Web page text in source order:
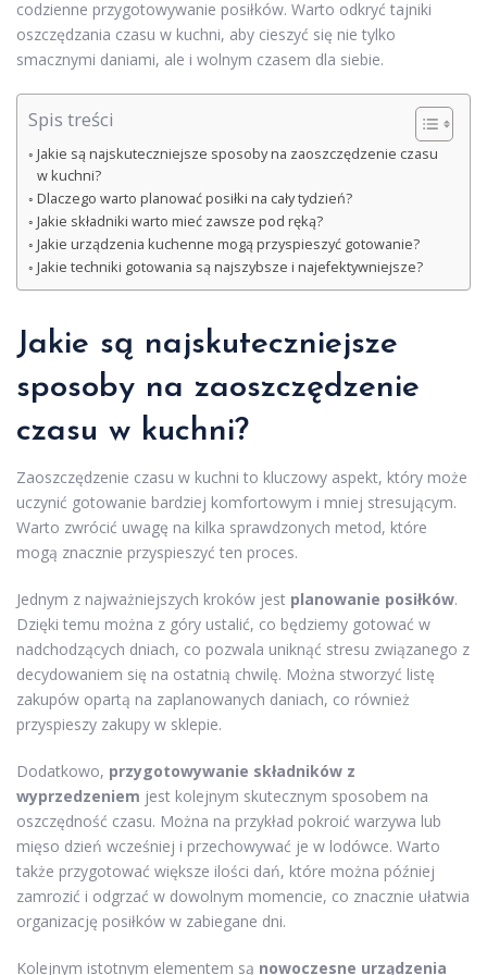
codzienne przygotowywanie posiłków. Warto odkryć tajniki
oszczędzania czasu w kuchni, aby cieszyć się nie tylko
smacznymi daniami, ale i wolnym czasem dla siebie.
Spis treści
Jakie są najskuteczniejsze sposoby na zaoszczędzenie czasu
w kuchni?
Dlaczego warto planować posiłki na cały tydzień?
Jakie składniki warto mieć zawsze pod ręką?
Jakie urządzenia kuchenne mogą przyspieszyć gotowanie?
Jakie techniki gotowania są najszybsze i najefektywniejsze?
Jakie są najskuteczniejsze
sposoby na zaoszczędzenie
czasu w kuchni?
Zaoszczędzenie czasu w kuchni to kluczowy aspekt, który może
uczynić gotowanie bardziej komfortowym i mniej stresującym.
Warto zwrócić uwagę na kilka sprawdzonych metod, które
mogą znacznie przyspieszyć ten proces.
Jednym z najważniejszych kroków jest planowanie posiłków.
Dzięki temu można z góry ustalić, co będziemy gotować w
nadchodzących dniach, co pozwala uniknąć stresu związanego z
decydowaniem się na ostatnią chwilę. Można stworzyć listę
zakupów opartą na zaplanowanych daniach, co również
przyspieszy zakupy w sklepie.
Dodatkowo, przygotowywanie składników z
wyprzedzeniem jest kolejnym skutecznym sposobem na
oszczędność czasu. Można na przykład pokroić warzywa lub
mięso dzień wcześniej i przechowywać je w lodówce. Warto
także przygotować większe ilości dań, które można później
zamrozić i odgrzać w dowolnym momencie, co znacznie ułatwia
organizację posiłków w zabiegane dni.
Kolejnym istotnym elementem są nowoczesne urządzenia